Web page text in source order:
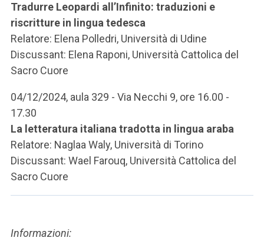
Tradurre Leopardi all’Infinito: traduzioni e
riscritture in lingua tedesca
Relatore: Elena Polledri, Università di Udine
Discussant: Elena Raponi, Università Cattolica del
Sacro Cuore
04/12/2024, aula 329 - Via Necchi 9, ore 16.00 -
17.30
La letteratura italiana tradotta in lingua araba
Relatore: Naglaa Waly, Università di Torino
Discussant: Wael Farouq, Università Cattolica del
Sacro Cuore
Informazioni: